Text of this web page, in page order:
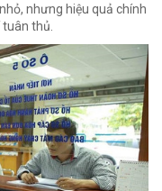
nhưng hiệu quả chính
thủ.